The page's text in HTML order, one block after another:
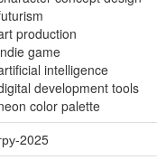
production
game
intelligence
development tools
color palette
2025